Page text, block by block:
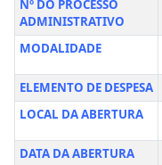
Nº DO PROCESSO
ADMINISTRATIVO
MODALIDADE
ELEMENTO DE DESPESA
LOCAL DA ABERTURA
DATA DA ABERTURA